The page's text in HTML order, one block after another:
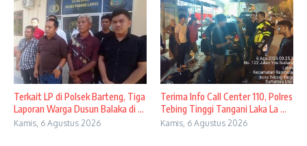
Terkait LP di Polsek Barteng, Tiga
Laporan Warga Dusun Balaka di ...
Kamis, 6 Agustus 2026
Terima Info Call Center 110, Polres
Tebing Tinggi Tangani Laka La ...
Kamis, 6 Agustus 2026